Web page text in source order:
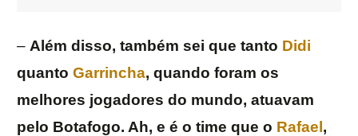
– Além disso, também sei que tanto Didi
quanto Garrincha, quando foram os
melhores jogadores do mundo, atuavam
pelo Botafogo. Ah, e é o time que o Rafael,